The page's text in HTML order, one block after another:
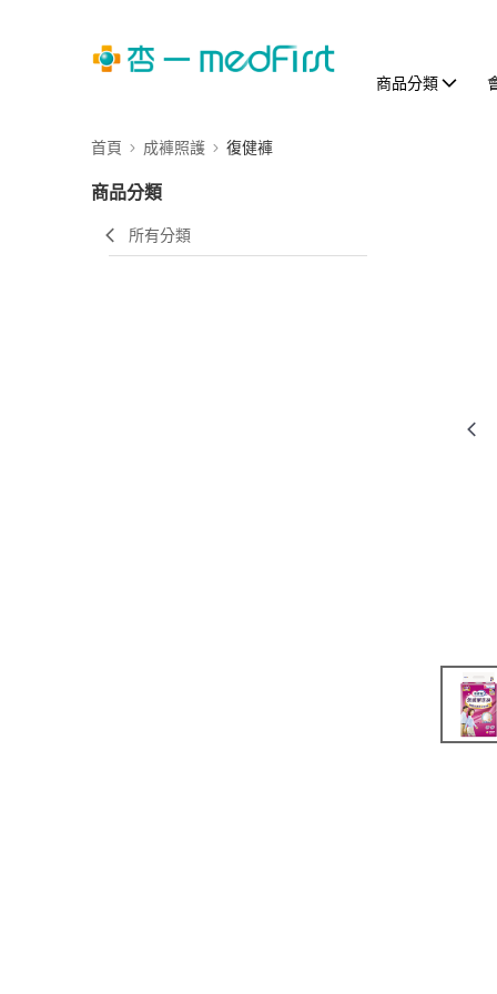
商品分類
首頁 成褲照護 復健褲
商品分類
所有分類